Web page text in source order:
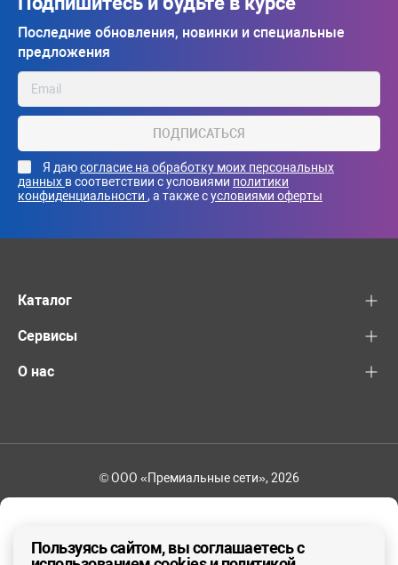
Последние обновления, новинки и специальные
предложения
ПОДПИСАТЬСЯ
Я даюсогласие на обработку моих персональных
данных в соответствии с условиями политики
конфиденциальности , а также сусловиями оферты
Каталог
Сервисы
О нас
© ООО «Премиальные сети», 2026
Пользуясь сайтом, вы соглашаетесь с